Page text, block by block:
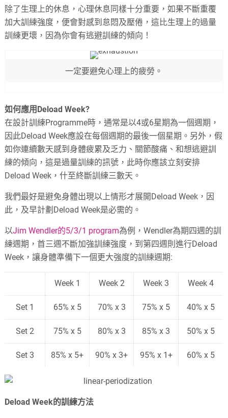
除了生理上的休息，心理休息同樣十分重要，如果不斷重覆
加大訓練強度，便會對感到怠悶及壓倦，這比生理上的過量
訓練更壞，因為你會有逃避訓練的傾向！
一定要避免心理上的疲勞。
如何應用Deload Week?
在設計訓練Programme時，通常是以4或6星期為一個週期，
因此Deload Week應設在每個週期的最後一個星期。另外，假
如你連續數天感到身體疲累及乏力、關節酸痛、和想逃避訓
練的傾向，這是過量訓練的訊號，此時你應該立刻安排
Deload Week，什至終斷訓練三數天。
我們最好是避免身體出現以上情形才展開Deload Week，因
此，及早計劃Deload Week是必需的。
以Jim Wendler的5/3/1 program為例，Wendler為期四週的訓
練週期，首三週不斷加強訓練強度，到第四週則進行Deload
Week，讓身體準備下一個更大強度的訓練週期:
Week 1 Week 2 Week 3 Week 4
Set 1 65% x 5 70% x 3 75% x 5 40% x 5
Set 2 75% x 5 80% x 3 85% x 3 50% x 5
Set 3 85% x 5+ 90% x 3+ 95% x 1+ 60% x 5
Deload Week的訓練方法